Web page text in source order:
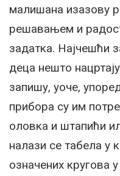
малишана изазову
решавањем и
задатка. Најчешћи
деца нешто
запишу, уоче,
прибора су им
оловка и штапићи
налази се табела у
означених кругова